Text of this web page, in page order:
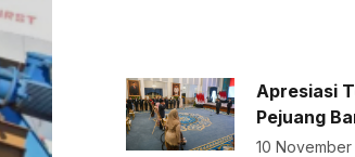
Apresiasi
Pejuang
10 November